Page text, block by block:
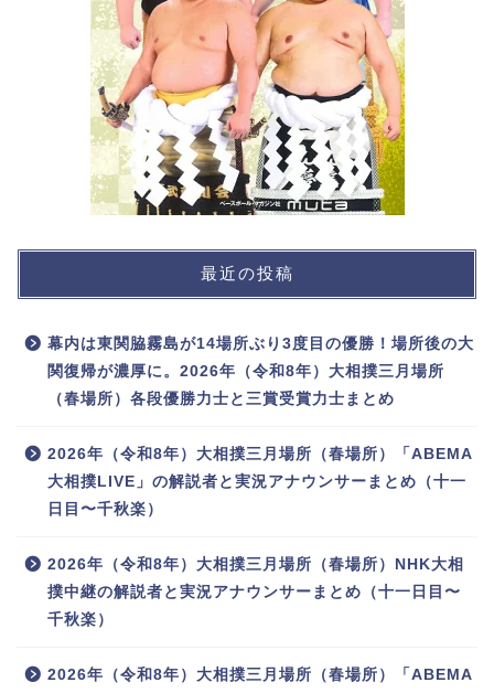
最近の投稿
幕内は東関脇霧島が14場所ぶり3度目の優勝！場所後の大
関復帰が濃厚に。2026年（令和8年）大相撲三月場所
（春場所）各段優勝力士と三賞受賞力士まとめ
2026年（令和8年）大相撲三月場所（春場所）「ABEMA
大相撲LIVE」の解説者と実況アナウンサーまとめ（十一
日目〜千秋楽）
2026年（令和8年）大相撲三月場所（春場所）NHK大相
撲中継の解説者と実況アナウンサーまとめ（十一日目〜
千秋楽）
2026年（令和8年）大相撲三月場所（春場所）「ABEMA